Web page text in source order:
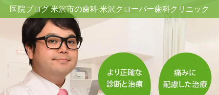
医院ブログ 米沢市の歯科 米沢クローバー歯科クリニック